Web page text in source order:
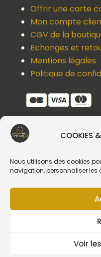
COOKIES
Nous utilisons des cookies
navigation, personnaliser les
Voir
Offrir une carte
Mon compte
CGV de la
Echanges et
Mentions légales
Politique de
Une question, un
Contactez-nous !
Suivez-nous